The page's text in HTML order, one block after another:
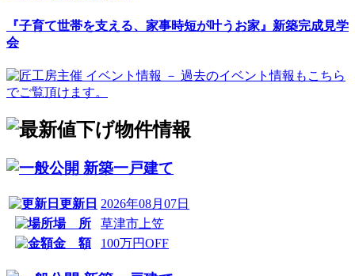
『子育て世帯を支える、家事時短が叶うお家』新築完成見学
会
新築一戸建て
更新日 2026年08月07日
場 所
草津市上笠
金 額
100万円OFF